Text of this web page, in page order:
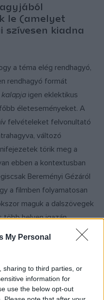
My Personal
sharing to third parties, or
information for
use the below opt-out
le (amelyet
szívesen kiadna
a téma elég rendhagyó,
rendhagyó formát
igen eklektikus
életeseményeket. A
felvételeket felvonultató
változó
törik meg a
ebben a kontextusban
Bereményi Gézáról
a filmben folyamatosan
maguk a dalszövegek
több helyen igazán
vágynának, néhány
besorolást